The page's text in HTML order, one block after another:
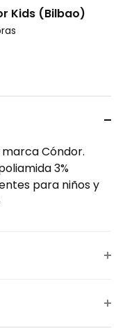
Kids (Bilbao)
Cóndor.
3%
para niños y